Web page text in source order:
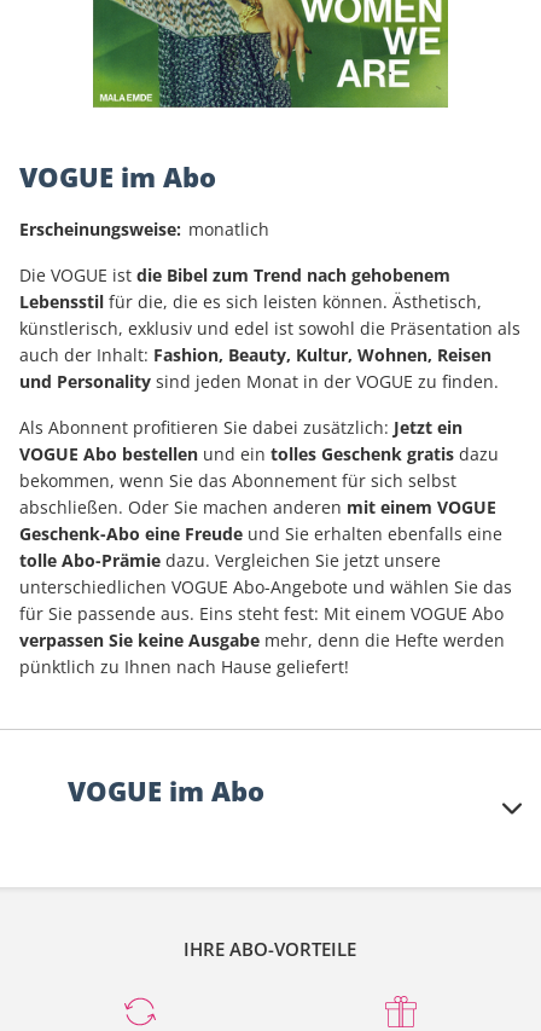
VOGUE im Abo
Erscheinungsweise: monatlich
Die VOGUE ist die Bibel zum Trend nach gehobenem
Lebensstil für die, die es sich leisten können. Ästhetisch,
künstlerisch, exklusiv und edel ist sowohl die Präsentation als
auch der Inhalt: Fashion, Beauty, Kultur, Wohnen, Reisen
und Personality sind jeden Monat in der VOGUE zu finden.
Als Abonnent profitieren Sie dabei zusätzlich: Jetzt ein
VOGUE Abo bestellen und ein tolles Geschenk gratis dazu
bekommen, wenn Sie das Abonnement für sich selbst
abschließen. Oder Sie machen anderen mit einem VOGUE
Geschenk-Abo eine Freude und Sie erhalten ebenfalls eine
tolle Abo-Prämie dazu. Vergleichen Sie jetzt unsere
unterschiedlichen VOGUE Abo-Angebote und wählen Sie das
für Sie passende aus. Eins steht fest: Mit einem VOGUE Abo
verpassen Sie keine Ausgabe mehr, denn die Hefte werden
pünktlich zu Ihnen nach Hause geliefert!
VOGUE im Abo
Die VOGUE ist die Bibel zum Trend in dem gehobenen
die Präsentation als auch der Inhalt: Fashion, Beauty,
Monat in der VOGUE zu finden.
IHRE ABO-VORTEILE